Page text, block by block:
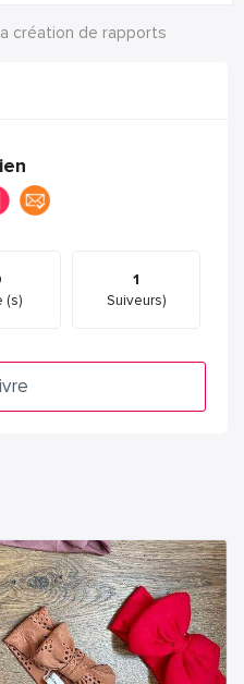
création de rapports
(s)
1
Suiveurs)